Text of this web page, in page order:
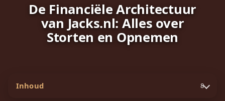
De Financiële Architectuur
van Jacks.nl: Alles over
Storten en Opnemen
Inhoud 8